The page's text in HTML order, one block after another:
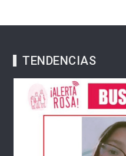
TENDENCIAS